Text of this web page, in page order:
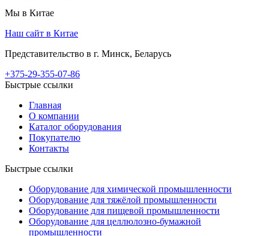
Мы в Китае
Наш сайт в Китае
Представительство в г. Минск, Беларусь
+375-29-355-07-86
Быстрые ссылки
Главная
О компании
Каталог оборудования
Покупателю
Контакты
Быстрые ссылки
Оборудование для химической промышленности
Оборудование для тяжёлой промышленности
Оборудование для пищевой промышленности
Оборудование для целлюлозно-бумажной
промышленности